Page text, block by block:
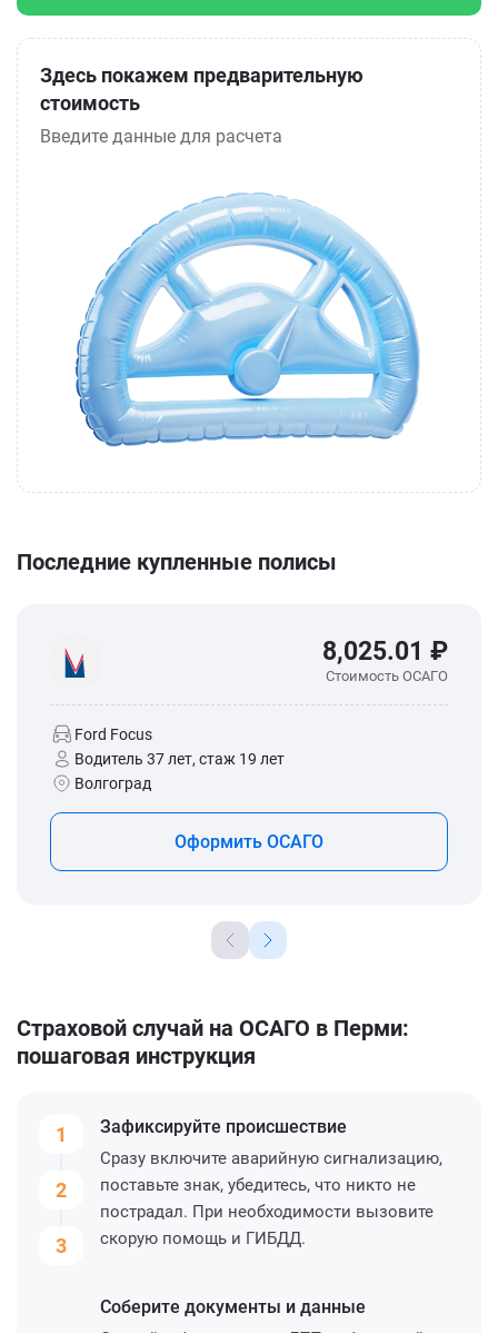
Здесь покажем предварительную
стоимость
Введите данные для расчета
Последние купленные полисы
8,025.01 ₽
Стоимость ОСАГО
Ford Focus
Водитель 37 лет, стаж 19 лет
Волгоград
Оформить ОСАГО
Страховой случай на ОСАГО в Перми:
пошаговая инструкция
1
2
3
Зафиксируйте происшествие
Сразу включите аварийную сигнализацию,
поставьте знак, убедитесь, что никто не
пострадал. При необходимости вызовите
скорую помощь и ГИБДД.
Соберите документы и данные